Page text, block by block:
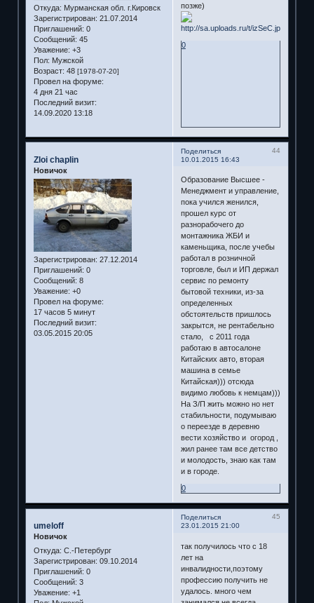
Откуда: Мурманская обл. г.Кировск
Зарегистрирован: 21.07.2014
Приглашений: 0
Сообщений: 45
Уважение: +3
Пол: Мужской
Возраст: 48 [1978-07-20]
Провел на форуме:
4 дня 21 час
Последний визит:
14.09.2020 13:18
позже)
0
Поделиться
44
10.01.2015 16:43
Zloi chaplin
Новичок
Зарегистрирован: 27.12.2014
Приглашений: 0
Сообщений: 8
Уважение: +0
Провел на форуме:
17 часов 5 минут
Последний визит:
03.05.2015 20:05
Образование Высшее -
Менеджмент и управление,
пока учился женился,
прошел курс от
разнорабочего до
монтажника ЖБИ и
каменьщика, после учебы
работал в розничной
торговле, был и ИП держал
сервис по ремонту
бытовой техники, из-за
определенных
обстоятельств пришлось
закрытся, не рентабельно
стало, с 2011 года
работаю в автосалоне
Китайских авто, вторая
машина в семье
Китайская))) отсюда
видимо любовь к немцам)))
На З/П жить можно но нет
стабильности, подумываю
о переезде в деревню
вести хозяйство и огород ,
жил ранее там все детство
и молодость, знаю как там
и в городе.
0
Поделиться
45
23.01.2015 21:00
umeloff
Новичок
Откуда: С.-Петербург
Зарегистрирован: 09.10.2014
Приглашений: 0
Сообщений: 3
Уважение: +1
так получилось что с 18
лет на
инвалидности,поэтому
профессию получить не
удалось. много чем